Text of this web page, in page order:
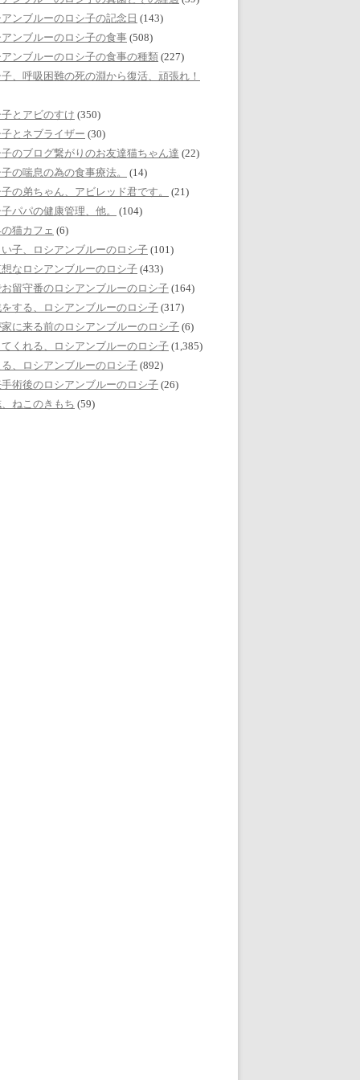
ンブルーのロシ子の記念日 (143)
ンブルーのロシ子の食事 (508)
ンブルーのロシ子の食事の種類 (227)
、呼吸困難の死の淵から復活、頑張れ！
とアビのすけ (350)
とネブライザー (30)
のブログ繋がりのお友達猫ちゃん達 (22)
の喘息の為の食事療法。
(14)
の弟ちゃん、アビレッド君です。
(21)
パパの健康管理、他。
(104)
猫カフェ (6)
子、ロシアンブルーのロシ子 (101)
なロシアンブルーのロシ子 (433)
留守番のロシアンブルーのロシ子 (164)
する、ロシアンブルーのロシ子 (317)
に来る前のロシアンブルーのロシ子 (6)
くれる、ロシアンブルーのロシ子 (1,385)
、ロシアンブルーのロシ子 (892)
術後のロシアンブルーのロシ子 (26)
ねこのきもち (59)